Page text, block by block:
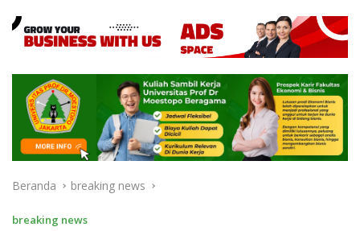
Beranda breaking news
breaking news